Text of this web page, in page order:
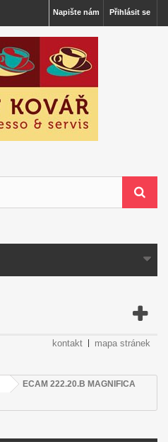
Přihlásit se
Napište nám
kontakt mapa stránek
ECAM 222.20.B MAGNIFICA